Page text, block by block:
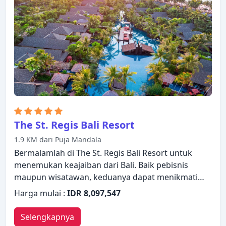
Anda. Pulihkan diri Anda setelah berkeliling
seharian dalam kenyamanan kamar Anda atau
manfaatkan fasilitas rekreasi di hotel, termasuk
pantai pribadi, pusat kebugaran, sauna, kolam
renang luar ruangan, spa. Ayodya Resort adalah
pilihan yang sangat baik untuk menjelajahi Bali
atau untuk sekadar bersantai dan menyegarkan
diri.
The St. Regis Bali Resort
1.9 KM dari Puja Mandala
Bermalamlah di The St. Regis Bali Resort untuk
menemukan keajaiban dari Bali. Baik pebisnis
maupun wisatawan, keduanya dapat menikmati
fasilitas dan layanan hotel. WiFi gratis di semua
kamar, satpam 24 jam, kapel, kuil, layanan
kebersihan harian ada untuk kenikmatan para
Harga mulai : IDR 8,097,547
Selengkapnya